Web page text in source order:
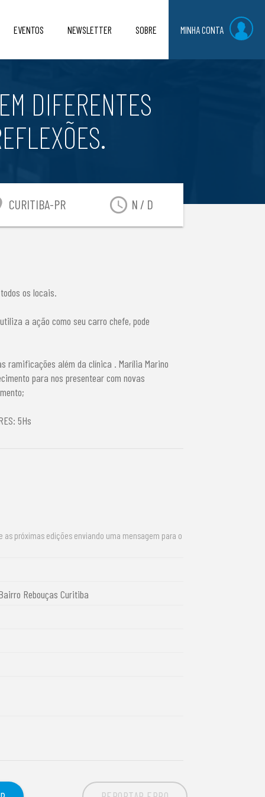
EVENTOS NEWSLETTER SOBRE MINHA CONTA
DIFERENTES
access_time N / D
CURITIBA-PR
os locais.
a ação como seu carro chefe, pode
ramificações além da clínica . Marília Marino
para nos presentear com novas
5Hs
próximas edições enviando uma mensagem para o
Rebouças Curitiba